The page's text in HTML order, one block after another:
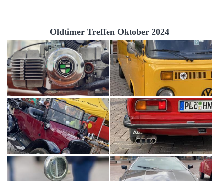
Oldtimer Treffen Oktober 2024